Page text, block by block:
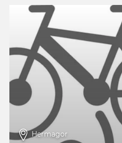
Hermagor